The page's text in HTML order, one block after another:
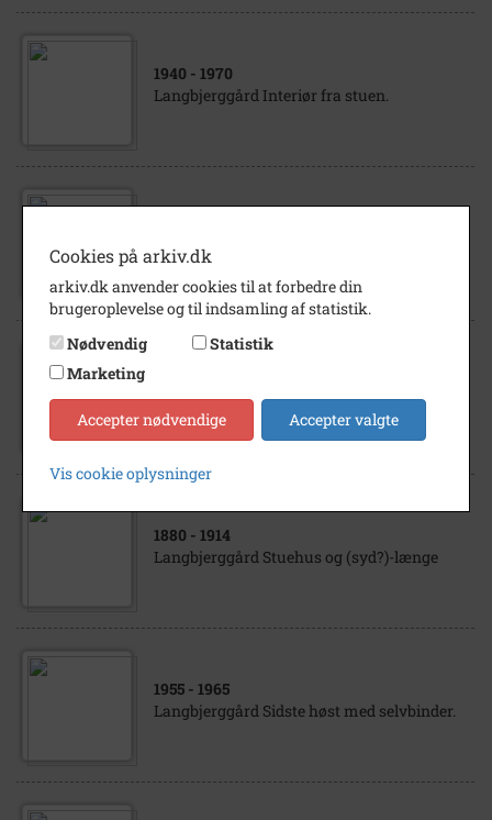
1940 - 1970
Langbjerggård Interiør fra stuen.
Langbjerggård Interiør fra stuen.
Langbjerggård Luftfoto, set fra SV:
1880 - 1914
Langbjerggård Stuehus og (syd?)-længe
1955 - 1965
Langbjerggård Sidste høst med selvbinder.
Cookies på arkiv.dk
arkiv.dk anvender cookies til at forbedre din
brugeroplevelse og til indsamling af statistik.
Nødvendig
Statistik
Marketing
Accepter nødvendige Accepter valgte
Vis cookie oplysninger